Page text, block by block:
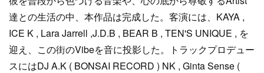
達との生活の中、本作品は完成した。客演には、KAYA ,
ICE K , Lara Jarrell ,J.D.B , BEAR B , TEN'S UNIQUE , を
迎え、この街のVibeを音に投影した。トラックプロデュー
スにはDJ A.K ( BONSAI RECORD ) NK , Ginta Sense (